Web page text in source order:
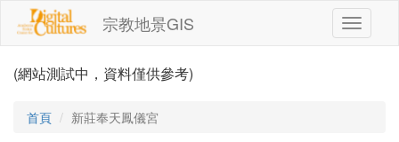
移至主內容
宗教地景GIS
Toggle
(網站測試中，資料僅供參考)
首頁 新莊奉天鳳儀宮